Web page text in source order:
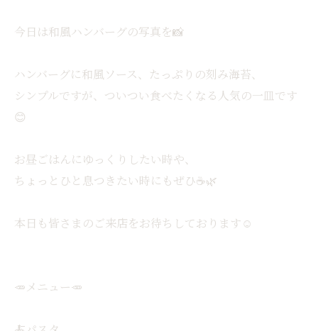
今日は和風ハンバーグの写真を📸
ハンバーグに和風ソース、たっぷりの刻み海苔、
シンプルですが、ついつい食べたくなる人気の一皿です
😊
お昼ごはんにゆっくりしたい時や、
ちょっとひと息つきたい時にもぜひ☕️🌿
本日も皆さまのご来店をお待ちしております☺️⁡
🥕メニュー🥕